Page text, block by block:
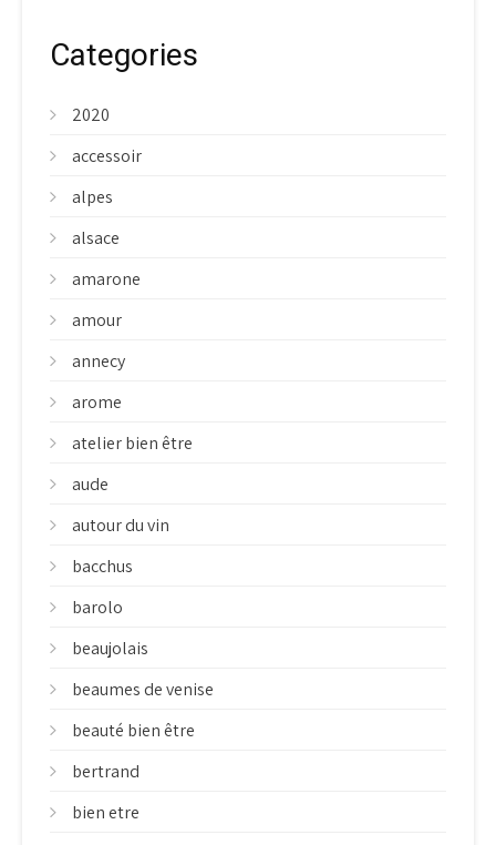
Categories
2020
accessoir
alpes
alsace
amarone
amour
annecy
arome
atelier bien être
aude
autour du vin
bacchus
barolo
beaujolais
beaumes de venise
beauté bien être
bertrand
bien etre